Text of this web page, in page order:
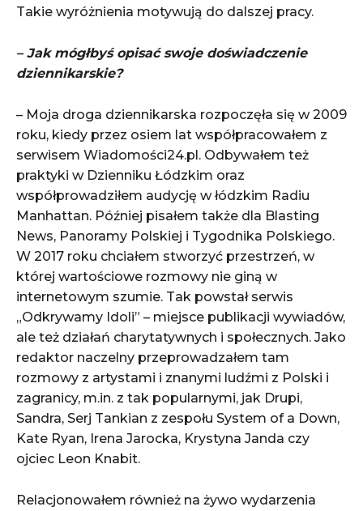
Takie wyróżnienia motywują do dalszej pracy.
– Jak mógłbyś opisać swoje doświadczenie
dziennikarskie?
– Moja droga dziennikarska rozpoczęła się w 2009
roku, kiedy przez osiem lat współpracowałem z
serwisem Wiadomości24.pl. Odbywałem też
praktyki w Dzienniku Łódzkim oraz
współprowadziłem audycję w łódzkim Radiu
Manhattan. Później pisałem także dla Blasting
News, Panoramy Polskiej i Tygodnika Polskiego.
W 2017 roku chciałem stworzyć przestrzeń, w
której wartościowe rozmowy nie giną w
internetowym szumie. Tak powstał serwis
„Odkrywamy Idoli” – miejsce publikacji wywiadów,
ale też działań charytatywnych i społecznych. Jako
redaktor naczelny przeprowadzałem tam
rozmowy z artystami i znanymi ludźmi z Polski i
zagranicy, m.in. z tak popularnymi, jak Drupi,
Sandra, Serj Tankian z zespołu System of a Down,
Kate Ryan, Irena Jarocka, Krystyna Janda czy
ojciec Leon Knabit.
Relacjonowałem również na żywo wydarzenia